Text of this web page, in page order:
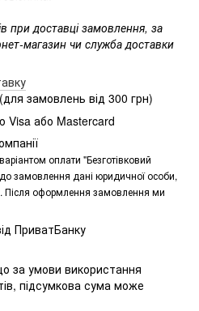
при доставці замовлення, за
магазин чи служба доставки
замовлень від 300 грн)
Visa або Mastercard
оплати "Безготівковий
замовлення дані юридичної особи,
Після оформлення замовлення ми
ПриватБанку
за умови використання
підсумкова сума може